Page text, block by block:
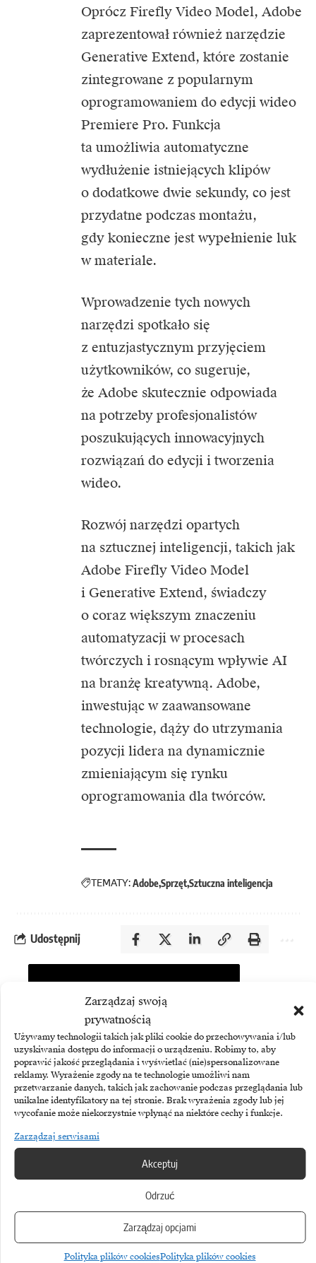
Zarządzaj swoją
prywatnością
Używamy technologii takich jak pliki cookie do przechowywania i/lub
uzyskiwania dostępu do informacji o urządzeniu. Robimy to, aby
poprawić jakość przeglądania i wyświetlać (nie)spersonalizowane
reklamy. Wyrażenie zgody na te technologie umożliwi nam
przetwarzanie danych, takich jak zachowanie podczas przeglądania lub
unikalne identyfikatory na tej stronie. Brak wyrażenia zgody lub jej
wycofanie może niekorzystnie wpłynąć na niektóre cechy i funkcje.
Zarządzaj serwisami
Akceptuj
Odrzuć
Zarządzaj opcjami
Polityka plików cookiesPolityka plików cookies
Oprócz Firefly Video Model, Adobe
zaprezentował również narzędzie
Generative Extend, które zostanie
zintegrowane z popularnym
oprogramowaniem do edycji wideo
Premiere Pro. Funkcja
ta umożliwia automatyczne
wydłużenie istniejących klipów
o dodatkowe dwie sekundy, co jest
przydatne podczas montażu,
gdy konieczne jest wypełnienie luk
w materiale.
Wprowadzenie tych nowych
narzędzi spotkało się
z entuzjastycznym przyjęciem
użytkowników, co sugeruje,
że Adobe skutecznie odpowiada
na potrzeby profesjonalistów
poszukujących innowacyjnych
rozwiązań do edycji i tworzenia
wideo.
Rozwój narzędzi opartych
na sztucznej inteligencji, takich jak
Adobe Firefly Video Model
i Generative Extend, świadczy
o coraz większym znaczeniu
automatyzacji w procesach
twórczych i rosnącym wpływie AI
na branżę kreatywną. Adobe,
inwestując w zaawansowane
technologie, dąży do utrzymania
pozycji lidera na dynamicznie
zmieniającym się rynku
oprogramowania dla twórców.
TEMATY:AdobeSprzętSztuczna inteligencja
Udostępnij
Biuletyn
Dołącz do najlepszego biuletynu w
branży ICT!
Subskrybując Biuletyn Brandsit
akceptujesz nasząpolitykę
prywatności.